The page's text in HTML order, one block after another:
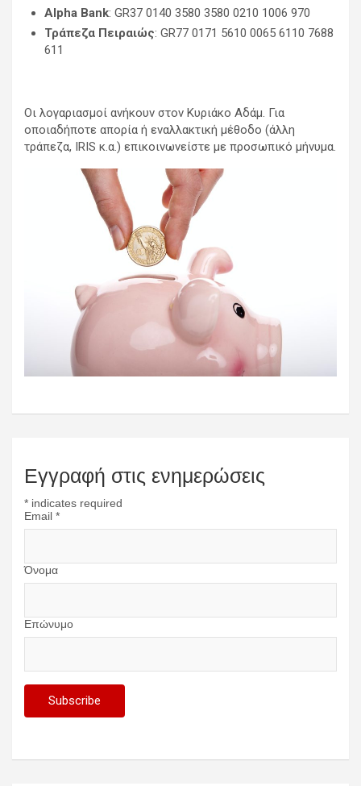
Alpha Bank: GR37 0140 3580 3580 0210 1006 970
Τράπεζα Πειραιώς: GR77 0171 5610 0065 6110 7688
611
Οι λογαριασμοί ανήκουν στον Κυριάκο Αδάμ. Για
οποιαδήποτε απορία ή εναλλακτική μέθοδο (άλλη
τράπεζα, IRIS κ.α.) επικοινωνείστε με προσωπικό μήνυμα.
Εγγραφή στις ενημερώσεις
* indicates required
Email *
Όνομα
Επώνυμο